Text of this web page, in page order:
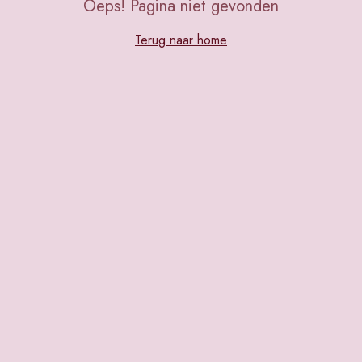
Oeps! Pagina niet gevonden
Terug naar home